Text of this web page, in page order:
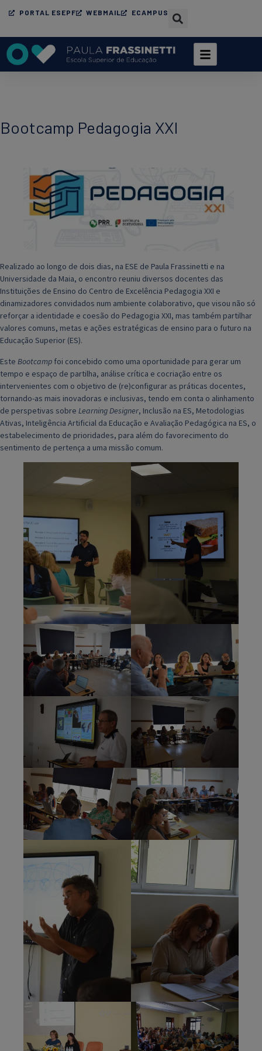
PORTAL ESEPF WEBMAIL ECAMPUS
Bootcamp Pedagogia XXI
Realizado ao longo de dois dias, na ESE de Paula Frassinetti e na
Universidade da Maia, o encontro reuniu diversos docentes das
Instituições de Ensino do Centro de Excelência Pedagogia XXI e
dinamizadores convidados num ambiente colaborativo, que visou não só
reforçar a identidade e coesão do Pedagogia XXI, mas também partilhar
valores comuns, metas e ações estratégicas de ensino para o futuro na
Educação Superior (ES).
Este Bootcamp foi concebido como uma oportunidade para gerar um
tempo e espaço de partilha, análise crítica e cocriação entre os
intervenientes com o objetivo de (re)configurar as práticas docentes,
tornando-as mais inovadoras e inclusivas, tendo em conta o alinhamento
de perspetivas sobre Learning Designer, Inclusão na ES, Metodologias
Ativas, Inteligência Artificial da Educação e Avaliação Pedagógica na ES, o
estabelecimento de prioridades, para além do favorecimento do
sentimento de pertença a uma missão comum.